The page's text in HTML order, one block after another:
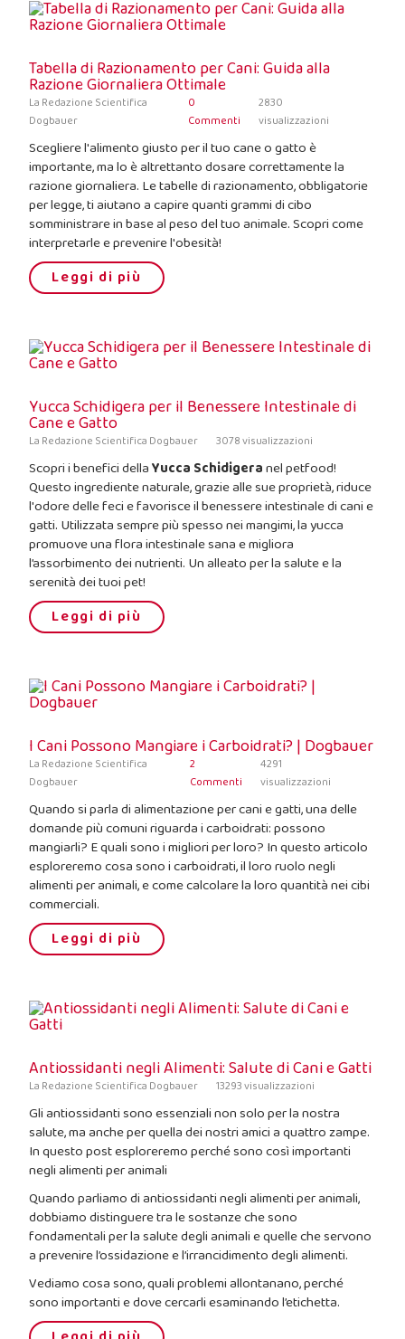
Tabella di Razionamento per Cani: Guida alla
Razione Giornaliera Ottimale
La Redazione Scientifica
Dogbauer
0
Commenti
2830
visualizzazioni
Scegliere l'alimento giusto per il tuo cane o gatto è
importante, ma lo è altrettanto dosare correttamente la
razione giornaliera. Le tabelle di razionamento, obbligatorie
per legge, ti aiutano a capire quanti grammi di cibo
somministrare in base al peso del tuo animale. Scopri come
interpretarle e prevenire l'obesità!
Leggi di più
Yucca Schidigera per il Benessere Intestinale di
Cane e Gatto
La Redazione Scientifica Dogbauer 3078 visualizzazioni
Scopri i benefici dellaYucca Schidigeranel petfood!
Questo ingrediente naturale, grazie alle sue proprietà, riduce
l'odore delle feci e favorisce il benessere intestinale di cani e
gatti. Utilizzata sempre più spesso nei mangimi, la yucca
promuove una flora intestinale sana e migliora
l’assorbimento dei nutrienti. Un alleato per la salute e la
serenità dei tuoi pet!
Leggi di più
I Cani Possono Mangiare i Carboidrati? | Dogbauer
La Redazione Scientifica
Dogbauer
2
Commenti
4291
visualizzazioni
Quando si parla di alimentazione per cani e gatti, una delle
domande più comuni riguarda i carboidrati: possono
mangiarli? E quali sono i migliori per loro? In questo articolo
esploreremo cosa sono i carboidrati, il loro ruolo negli
alimenti per animali, e come calcolare la loro quantità nei cibi
commerciali.
Leggi di più
Antiossidanti negli Alimenti: Salute di Cani e Gatti
La Redazione Scientifica Dogbauer 13293 visualizzazioni
Gli antiossidanti sono essenziali non solo per la nostra
salute, ma anche per quella dei nostri amici a quattro zampe.
In questo post esploreremo perché sono così importanti
negli alimenti per animali
Quando parliamo di antiossidanti negli alimenti per animali,
dobbiamo distinguere tra le sostanze che sono
fondamentali per la salute degli animali e quelle che servono
a prevenire l’ossidazione e l’irrancidimento degli alimenti.
Vediamo cosa sono, quali problemi allontanano, perché
sono importanti e dove cercarli esaminando l’etichetta.